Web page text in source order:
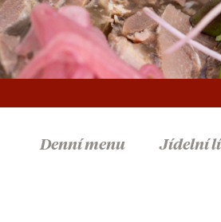
Denní menu Jídelní